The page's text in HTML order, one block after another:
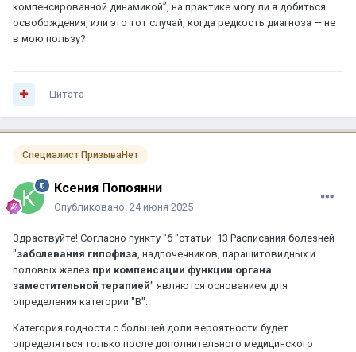
компенсированной динамикой”, на практике могу ли я добиться
освобождения, или это тот случай, когда редкость диагноза — не
в мою пользу?
Цитата
Специалист ПризываНет
Ксения Попоянни
Опубликовано: 24 июня 2025
Здраствуйте! Согласно пункту "б "статьи 13 Расписания болезней
"заболевания гипофиза , надпочечников, паращитовидных и
половых желез при компенсации функции органа
заместительной терапией" являются основанием для
определения категории "В".
Категория годности с большей доли вероятности будет
определяться только после дополнительного медицинского